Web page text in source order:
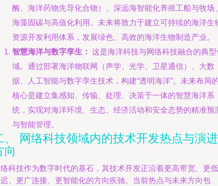
酶、海洋药物先导化合物）、深远海智能化养殖工船与牧场
海藻固碳与高值化利用。未来将致力于建立可持续的海洋生
资源开发利用体系，发展绿色、高效的海洋生物制造产业。
智慧海洋与数字孪生： 这是海洋科技与网络科技融合的典型
域。通过部署海洋物联网（声学、光学、卫星通信）、大数
据、人工智能与数字孪生技术，构建“透明海洋”。未来布局
核心是建立集感知、传输、处理、决策于一体的智慧海洋系
统，实现对海洋环境、生态、经济活动和安全态势的精准预
与智能管理。
、 网络科技领域内的技术开发热点与演进
向
科技作为数字时代的基石，其技术开发正沿着更高带宽、更低
、更广连接、更智能化的方向疾驰。当前热点与未来方向包